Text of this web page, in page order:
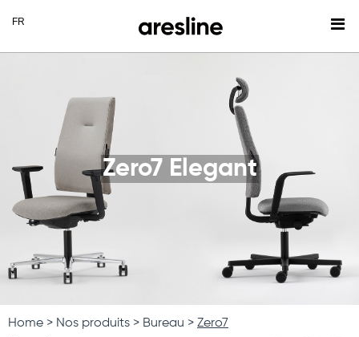
Zero7 Elegant
Home Nos produits Bureau
Zero7